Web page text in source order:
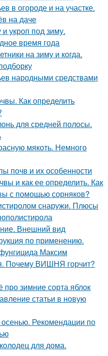
в огороде и на участке.
на даче
укроп под зиму.
время года
на зиму и когда.
народными средствами
Как определить
для средней полосы.
мякоть. Немного
почв и их особенности
и как ее определить. Как
с помощью сорняков?
снаружи. Плюсы
Внешний вид
по применению.
Максим
Почему ВИШНЯ горчит?
зимние сорта яблок
статьи в новую
осенью. Рекомендации по
для дома.